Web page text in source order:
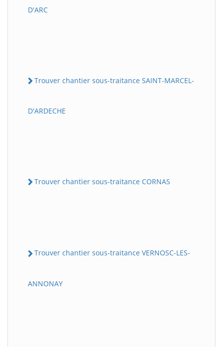
D'ARC
Trouver chantier sous-traitance SAINT-MARCEL-
D'ARDECHE
Trouver chantier sous-traitance CORNAS
Trouver chantier sous-traitance VERNOSC-LES-
ANNONAY